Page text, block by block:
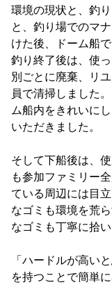
環境の現状と、釣
と、釣り場でのマ
けた後、ドーム船
釣り終了後は、使
別ごとに廃棄、リ
員で清掃しました
ム船内をきれいに
いただきました。
そして下船後は、
も参加ファミリー
ている周辺には目
なゴミも環境を荒
なゴミも丁寧に拾
「ハードルが高い
を持つことで簡単